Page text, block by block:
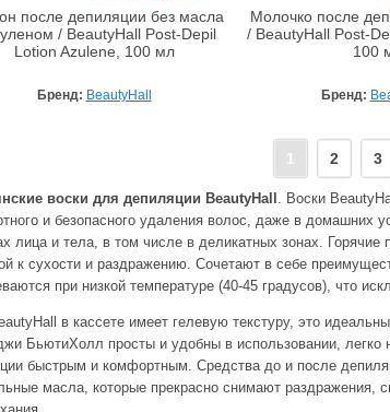
после депиляции без масла
/ BeautyHall Post-Depil
Lotion Azulene, 100 мл
Бренд: BeautyHall
Молочко после
/ BeautyHall Post-
100
Бренд:
1 2 3
воски для депиляции BeautyHall . Воски
и безопасного удаления волос, даже в домашних
лица и тела, в том числе в деликатных зонах.
к сухости и раздражению. Сочетают в себе
при низкой температуре (40-45 градусов), что
в кассете имеет гелевую текстуру, это
БьютиХолл просты и удобны в использовании,
быстрым и комфортным. Средства до и после
масла, которые прекрасно снимают